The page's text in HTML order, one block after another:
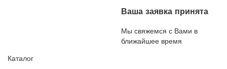
Ваша заявка принята
Мы свяжемся с Вами в
ближайшее время
Каталог